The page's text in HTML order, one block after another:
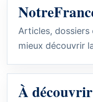
Articles,
mieux découvrir
À découvrir